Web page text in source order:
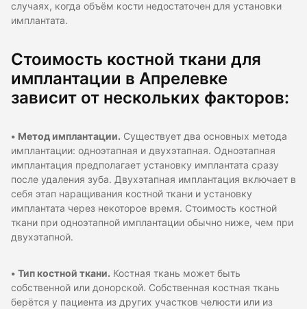
случаях, когда объём кости недостаточен для установки
имплантата.
Стоимость костной ткани для
имплантации в Апрелевке
зависит от нескольких факторов:
• Метод имплантации. Существует два основных метода
имплантации: одноэтапная и двухэтапная. Одноэтапная
имплантация предполагает установку имплантата сразу
после удаления зуба. Двухэтапная имплантация включает в
себя этап наращивания костной ткани и установку
имплантата через некоторое время. Стоимость костной
ткани при одноэтапной имплантации обычно ниже, чем при
двухэтапной.
• Тип костной ткани. Костная ткань может быть
собственной или донорской. Собственная костная ткань
берётся у пациента из других участков челюсти или из